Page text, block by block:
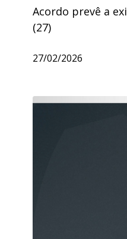
Acordo prevê a
(27)
27/02/2026